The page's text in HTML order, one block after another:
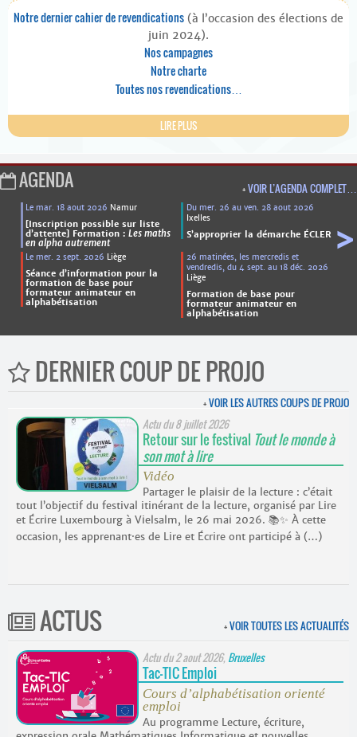
Notre dernier cahier de revendications (à l’occasion des élections de
juin 2024).
Nos campagnes
Notre charte
Toutes nos revendications…
LIRE PLUS
AGENDA +VOIR L’AGENDA COMPLET…
>
Le mar. 18 aout 2026 Namur
[Inscription possible sur liste
d’attente] Formation :Les maths
en alpha autrement
Du mer. 26 au ven. 28 aout 2026
Ixelles
S’approprier la démarche ÉCLER
Le mer. 2 sept. 2026 Liège
Séance d’information pour la
formation de base pour
formateur animateur en
alphabétisation
26 matinées, les mercredis et
vendredis, du 4 sept. au 18 déc. 2026
Liège
Formation de base pour
formateur animateur en
alphabétisation
DERNIER COUP DE PROJO
+VOIR LES AUTRES COUPS DE PROJO
Actu du8 juillet 2026
Retour sur le festival Tout le monde à
son mot à lire
Vidéo
Partager le plaisir de la lecture : c’était
tout l’objectif du festival itinérant de la lecture, organisé par Lire
et Écrire Luxembourg à Vielsalm, le 26 mai 2026. 📚✨ À cette
occasion, les apprenant·es de Lire et Écrire ont participé à (…)
ACTUS +VOIR TOUTES LES ACTUALITÉS
Actu du2 aout 2026, Bruxelles
Tac-TIC Emploi
Cours d’alphabétisation orienté
emploi
Au programme Lecture, écriture,